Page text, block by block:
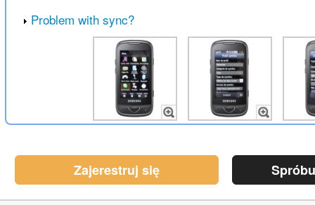
Problem with sync?
Zajerestruj się